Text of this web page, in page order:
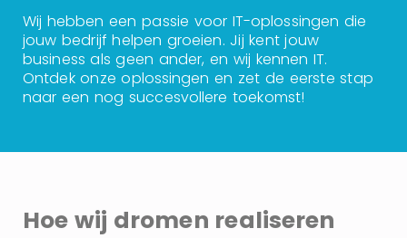
Wij hebben een passie voor IT-oplossingen die
jouw bedrijf helpen groeien. Jij kent jouw
business als geen ander, en wij kennen IT.
Ontdek onze oplossingen en zet de eerste stap
naar een nog succesvollere toekomst!
Hoe wij dromen realiseren